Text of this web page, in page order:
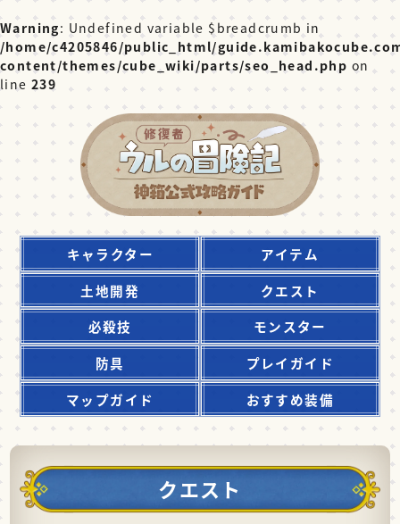
Warning: Undefined variable $breadcrumb in
/home/c4205846/public_html/
content/themes/cube_wiki/parts/seo_head.php on
line 239
キャラクター
アイテム
土地開発
クエスト
必殺技
モンスター
防具
プレイガイド
マップガイド
おすすめ装備
クエスト